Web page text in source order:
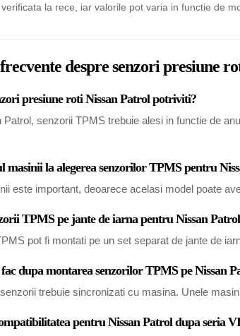
la rece, iar valorile pot varia in functie de
despre senzori presiune
presiune roti Nissan Patrol potriviti?
Patrol, senzorii TPMS trebuie alesi in functie de
masinii la alegerea senzorilor TPMS pentru
este important, deoarece acelasi model poate
TPMS pe jante de iarna pentru Nissan
pot fi montati pe un set separat de jante de
dupa montarea senzorilor TPMS pe Nissan
trebuie sincronizati cu masina. Unele
pentru Nissan Patrol dupa seria